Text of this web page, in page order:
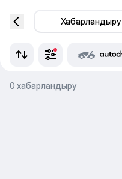
Хабарландыру
0 хабарландыру